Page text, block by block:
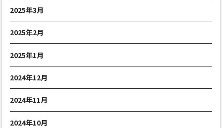
2025年3月
2025年2月
2025年1月
2024年12月
2024年11月
2024年10月